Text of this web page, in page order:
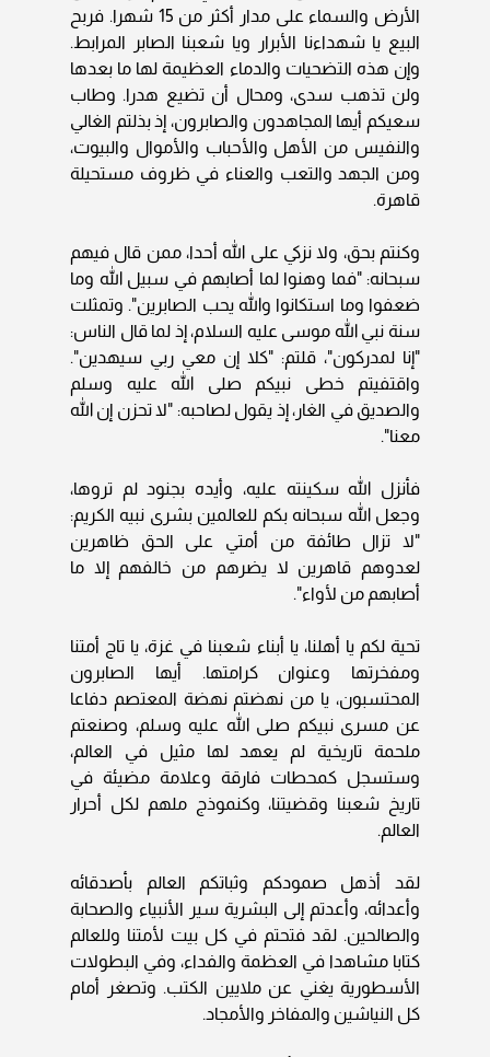
الأرض والسماء على مدار أكثر من 15 شهرا. فربح
البيع يا شهداءنا الأبرار ويا شعبنا الصابر المرابط.
وإن هذه التضحيات والدماء العظيمة لها ما بعدها
ولن تذهب سدى، ومحال أن تضيع هدرا. وطاب
سعيكم أيها المجاهدون والصابرون، إذ بذلتم الغالي
والنفيس من الأهل والأحباب والأموال والبيوت،
ومن الجهد والتعب والعناء في ظروف مستحيلة
قاهرة.
وكنتم بحق، ولا نزكي على الله أحدا، ممن قال فيهم
سبحانه: "فما وهنوا لما أصابهم في سبيل الله وما
ضعفوا وما استكانوا والله يحب الصابرين". وتمثلت
سنة نبي الله موسى عليه السلام، إذ لما قال الناس:
"إنا لمدركون"، قلتم: "كلا إن معي ربي سيهدين".
واقتفيتم خطى نبيكم صلى الله عليه وسلم
والصديق في الغار، إذ يقول لصاحبه: "لا تحزن إن الله
معنا".
فأنزل الله سكينته عليه، وأيده بجنود لم تروها،
وجعل الله سبحانه بكم للعالمين بشرى نبيه الكريم:
"لا تزال طائفة من أمتي على الحق ظاهرين
لعدوهم قاهرين لا يضرهم من خالفهم إلا ما
أصابهم من لأواء".
تحية لكم يا أهلنا، يا أبناء شعبنا في غزة، يا تاج أمتنا
ومفخرتها وعنوان كرامتها. أيها الصابرون
المحتسبون، يا من نهضتم نهضة المعتصم دفاعا
عن مسرى نبيكم صلى الله عليه وسلم، وصنعتم
ملحمة تاريخية لم يعهد لها مثيل في العالم،
وستسجل كمحطات فارقة وعلامة مضيئة في
تاريخ شعبنا وقضيتنا، وكنموذج ملهم لكل أحرار
العالم.
لقد أذهل صمودكم وثباتكم العالم بأصدقائه
وأعدائه، وأعدتم إلى البشرية سير الأنبياء والصحابة
والصالحين. لقد فتحتم في كل بيت لأمتنا وللعالم
كتابا مشاهدا في العظمة والفداء، وفي البطولات
الأسطورية يغني عن ملايين الكتب. وتصغر أمام
كل النياشين والمفاخر والأمجاد.